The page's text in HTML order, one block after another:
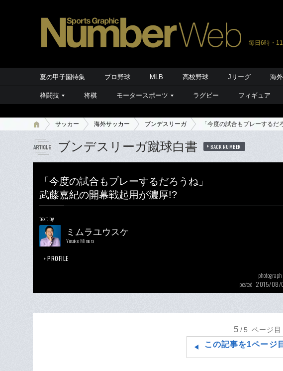
毎日6時・
夏の甲子園特集 プロ野球 MLB 高校野球 Jリーグ 海
格闘技 将棋 モータースポーツ ラグビー フィギュア
サッカー 海外サッカー ブンデスリーガ 「今度の試合もプレーする
ブンデスリーガ蹴球白書 BACK NUMBER
「今度の試合もプレーするだろうね」
武藤嘉紀の開幕戦起用が濃厚!?
text by
ミムラユウスケ
Yusuke Mimura
PROFILE
posted 2015/08/
5 /5 ページ目
この記事を1ページ